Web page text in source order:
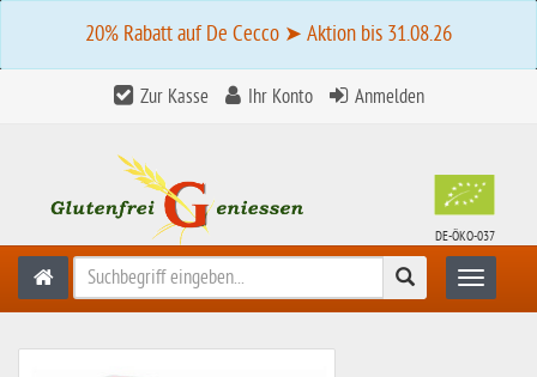
20% Rabatt auf De Cecco ➤ Aktion bis 31.08.26
Zur Kasse Ihr Konto Anmelden
DE-ÖKO-037
Suchen Toggle